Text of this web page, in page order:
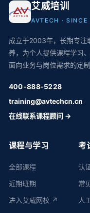
艾威培训
AVTECH ·
成立于2003年，长期专注
养，为个人提供课程学习
面向业务与岗位需求的定
400-888-5228
training@avtechcn.cn
在线联系课程顾问 →
课程与学习
全部课程
近期班期
进入艾威网校 ↗
考
认
常
人